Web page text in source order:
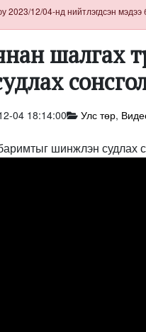
2023/12/04-нд нийтлэгдсэн мэдээ
шалгах
04 18:14:00 Улс төр,
шинжлэн судлах